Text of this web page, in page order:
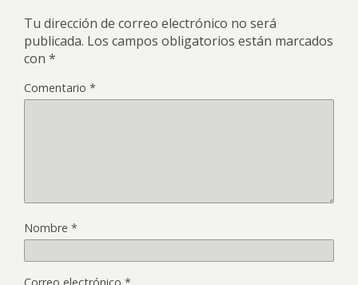
Tu dirección de correo electrónico no será
publicada. Los campos obligatorios están marcados
con *
Comentario *
Nombre *